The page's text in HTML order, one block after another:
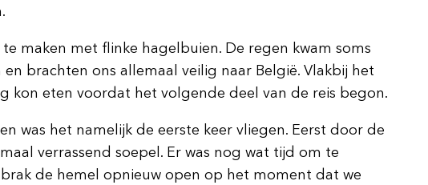
maken met flinke hagelbuien. De regen kwam soms
brachten ons allemaal veilig naar België. Vlakbij het
kon eten voordat het volgende deel van de reis begon.
was het namelijk de eerste keer vliegen. Eerst door de
verrassend soepel. Er was nog wat tijd om te
de hemel opnieuw open op het moment dat we